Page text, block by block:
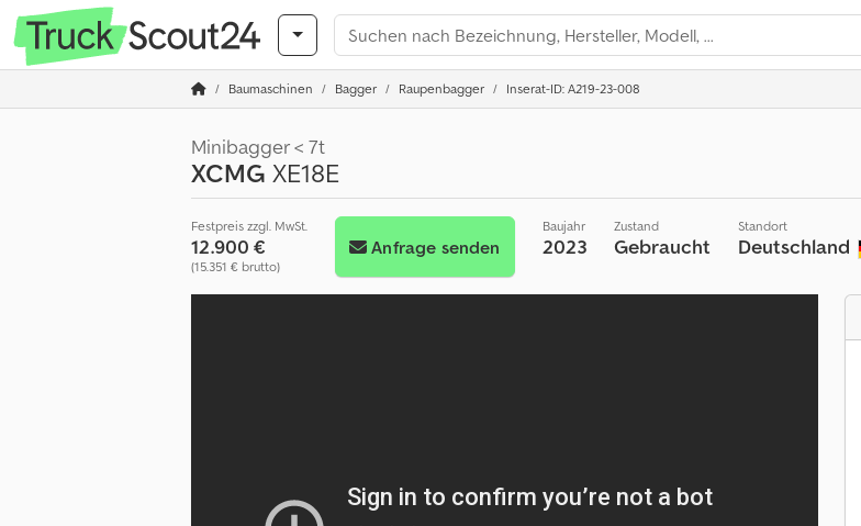
Baumaschinen Bagger Raupenbagger Inserat-ID: A219-23-008
Minibagger < 7t
XCMG XE18E
Festpreis zzgl. MwSt.
12.900 €
(15.351 € brutto)
Anfrage senden
Baujahr
2023
Zustand
Gebraucht
Standort
Deutschland